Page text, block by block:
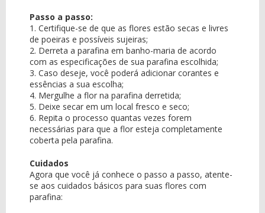
Passo a passo:
1. Certifique-se de que as flores estão secas e livres
de poeiras e possíveis sujeiras;
2. Derreta a parafina em banho-maria de acordo
com as especificações de sua parafina escolhida;
3. Caso deseje, você poderá adicionar corantes e
essências a sua escolha;
4. Mergulhe a flor na parafina derretida;
5. Deixe secar em um local fresco e seco;
6. Repita o processo quantas vezes forem
necessárias para que a flor esteja completamente
coberta pela parafina.
Cuidados
Agora que você já conhece o passo a passo, atente-
se aos cuidados básicos para suas flores com
parafina: